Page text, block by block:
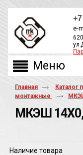
e-
Главная Каталог
монтажные
МКЭШ
Наличие товара